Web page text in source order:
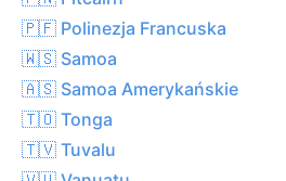
🇵🇫 Polinezja Francuska
🇼🇸 Samoa
🇦🇸 Samoa Amerykańskie
🇹🇴 Tonga
🇹🇻 Tuvalu